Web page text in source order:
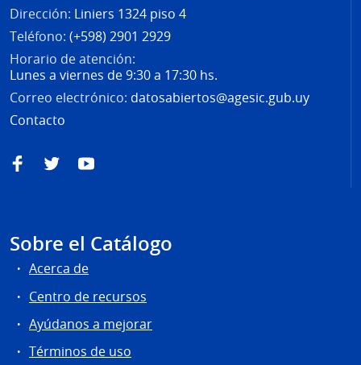
Dirección: Liniers 1324 piso 4
Teléfono: (+598) 2901 2929
Horario de atención:
Lunes a viernes de 9:30 a 17:30 hs.
Correo electrónico: datosabiertos@agesic.gub.uy
Contacto
FacebookTwitterYouTube
Sobre el Catálogo
Acerca de
Centro de recursos
Ayúdanos a mejorar
Términos de uso